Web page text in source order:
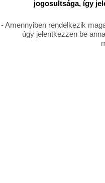
jogosultsága, így
- Amennyiben rendelkezik
úgy jelentkezzen be